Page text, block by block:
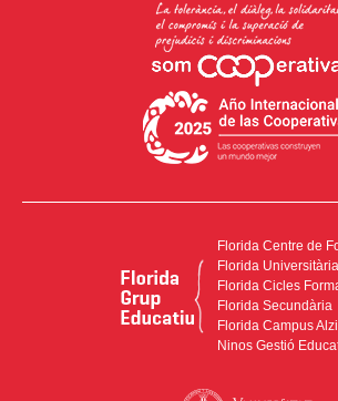
Florida Centre de
Florida Universitària
Florida Cicles
Florida Secundària
Florida Campus
Ninos Gestió